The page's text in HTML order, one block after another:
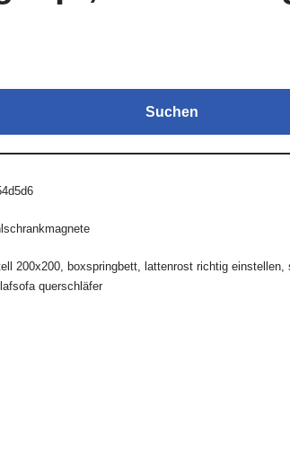
Suchen
200x200, boxspringbett, lattenrost richtig einstellen,
querschläfer